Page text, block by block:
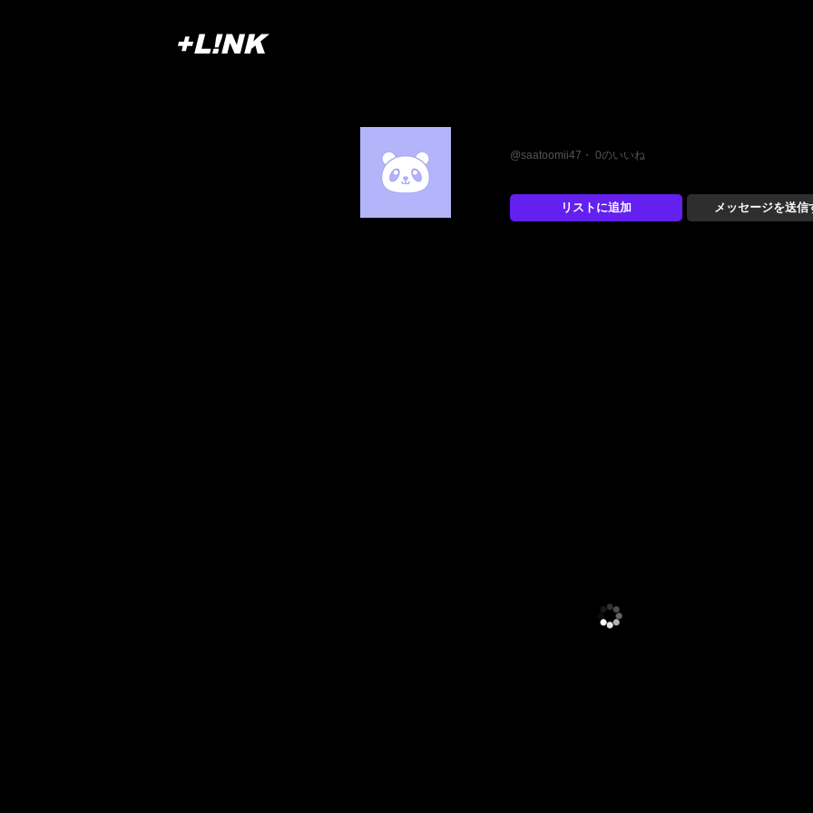
+L!NK
@saatoomii47・ 0のいいね
リストに追加 メッセージを送信